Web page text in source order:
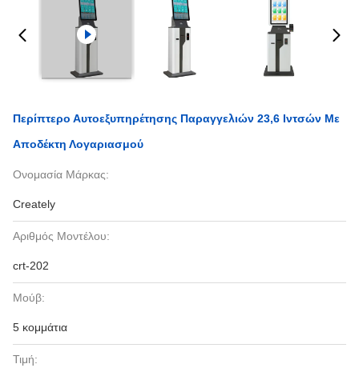
Περίπτερο Αυτοεξυπηρέτησης Παραγγελιών 23,6 Ιντσών Με
Αποδέκτη Λογαριασμού
Ονομασία Μάρκας:
Creately
Αριθμός Μοντέλου:
crt-202
Μούβ:
5 κομμάτια
Τιμή: